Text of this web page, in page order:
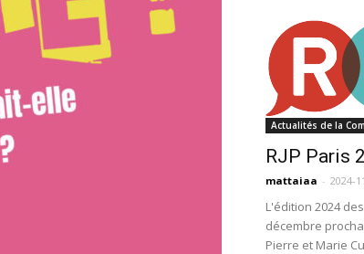
Actualités de la
RJP Paris
mattaiaa - 2024-
L'édition 2024
décembre
Pierre et Marie